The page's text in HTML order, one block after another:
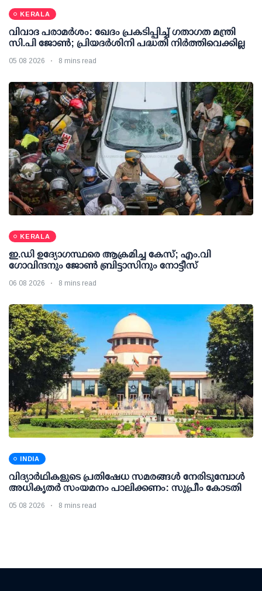
KERALA
വിവാദ പരാമര്‍ശം: ഖേദം പ്രകടിപ്പിച്ച് ഗതാഗത മന്ത്രി
സി.പി ജോണ്‍; പ്രിയദര്‍ശിനി പദ്ധതി നിര്‍ത്തിവെക്കില്ല
05 08 2026 8 mins read
KERALA
ഇ.ഡി ഉദ്യോഗസ്ഥരെ ആക്രമിച്ച കേസ്; എം.വി
ഗോവിന്ദനും ജോണ്‍ ബ്രിട്ടാസിനും നോട്ടീസ്
06 08 2026 8 mins read
INDIA
വിദ്യാര്‍ഥികളുടെ പ്രതിഷേധ സമരങ്ങള്‍ നേരിടുമ്പോള്‍
അധികൃതര്‍ സംയമനം പാലിക്കണം: സുപ്രീം കോടതി
05 08 2026 8 mins read